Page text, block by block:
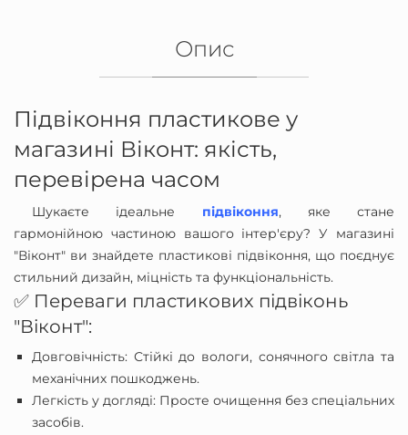
Опис
Підвіконня пластикове у
магазині Віконт: якість,
перевірена часом
Шукаєте ідеальне підвіконня, яке стане
гармонійною частиною вашого інтер'єру? У магазині
"Віконт" ви знайдете пластикові підвіконня, що поєднує
стильний дизайн, міцність та функціональність.
✅ Переваги пластикових підвіконь
"Віконт":
Довговічність: Стійкі до вологи, сонячного світла та
механічних пошкоджень.
Легкість у догляді: Просте очищення без спеціальних
засобів.